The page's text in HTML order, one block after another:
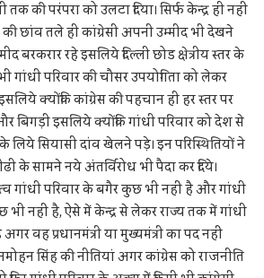
की परंपरा को उलटा दिया। सिर्फ केन्द्र ही नहीं
की छांव तले ही कांग्रेसी अपनी उम्मीद भी देखने
बरकरार रहे इसलिये दिल्ली छोड क्षेत्रीय स्तर के
गांधी परिवार की चौसर उपयोगिता को लेकर
क्योंकि कांग्रेस की पहचान ही हर स्तर पर
बिगड़ी इसलिये क्योंकि गांधी परिवार को देश से
लिये सियासी दांव खेलने पड़े। इन परिस्थितियों ने
के सामने नये अंतर्विरोध भी पैदा कर दिये।
गांधी परिवार के बगैर कुछ भी नहीं है और गांधी
भी नहीं है, ऐसे में केन्द्र से लेकर राज्य तक में गांधी
वह प्रधानमंत्री या मुख्यमंत्री का पद नहीं
सिंह की नीतियां अगर कांग्रेस को राजनीति